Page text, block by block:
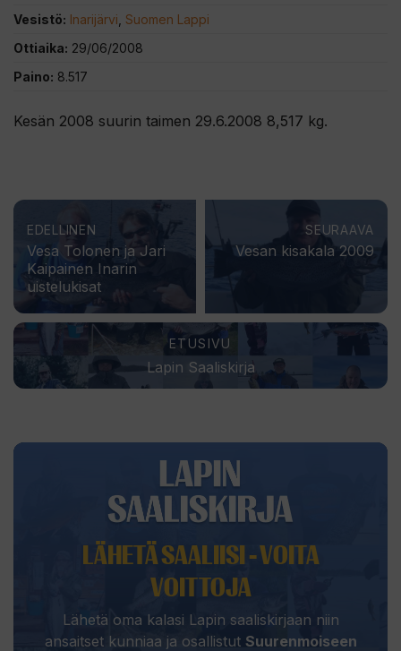
Vesistö: Inarijärvi Suomen Lappi
Ottiaika: 29/06/2008
Paino: 8.517
Kesän 2008 suurin taimen 29.6.2008 8,517 kg.
EDELLINEN
Vesa Tolonen ja Jari
Kaipainen Inarin
uistelukisat
ETUSIVU
Lapin Saaliskirja
SEURAAVA
Vesan kisakala 2009
LÄHETÄ SAALIISI - VOITA
VOITTOJA
Lähetä oma kalasi Lapin saaliskirjaan niin
ansaitset kunniaa ja osallistut Suurenmoiseen